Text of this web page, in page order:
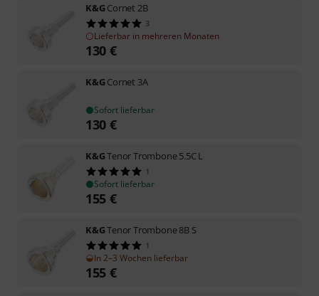
K&GCornet 2B
3
Lieferbar in mehreren Monaten
130 €
K&GCornet 3A
Sofort lieferbar
130 €
K&GTenor Trombone 5.5C L
1
Sofort lieferbar
155 €
K&GTenor Trombone 8B S
1
In 2–3 Wochen lieferbar
155 €